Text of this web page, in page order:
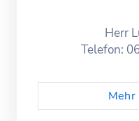
Herr
Telefon:
Mehr